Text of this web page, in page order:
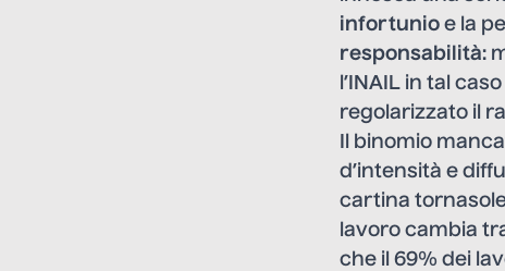
infortunio e la
responsabilità:
l’INAIL in tal
regolarizzato il
Il binomio
d’intensità e
cartina
lavoro cambia
che il 69% dei